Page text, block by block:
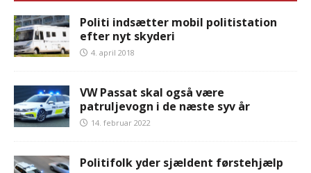
Politi indsætter mobil politistation
efter nyt skyderi
4. april 2018
VW Passat skal også være
patruljevogn i de næste syv år
14. februar 2022
Politifolk yder sjældent førstehjælp